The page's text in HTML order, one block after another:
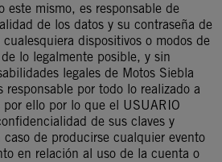
este mismo, es responsable de
de los datos y su contraseña de
dispositivos o modos de
lo legalmente posible, y sin
legales de Motos Siebla
por todo lo realizado a
ello por lo que el USUARIO
de sus claves y
de producirse cualquier evento
en relación al uso de la cuenta o